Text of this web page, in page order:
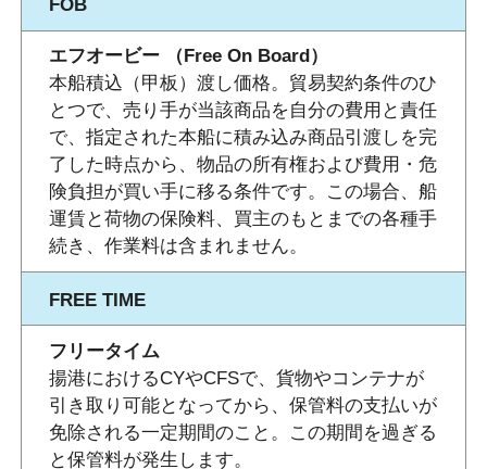
FOB
エフオービー （Free On Board）
本船積込（甲板）渡し価格。貿易契約条件のひ
とつで、売り手が当該商品を自分の費用と責任
で、指定された本船に積み込み商品引渡しを完
了した時点から、物品の所有権および費用・危
険負担が買い手に移る条件です。この場合、船
運賃と荷物の保険料、買主のもとまでの各種手
続き、作業料は含まれません。
FREE TIME
フリータイム
揚港におけるCYやCFSで、貨物やコンテナが
引き取り可能となってから、保管料の支払いが
免除される一定期間のこと。この期間を過ぎる
と保管料が発生します。